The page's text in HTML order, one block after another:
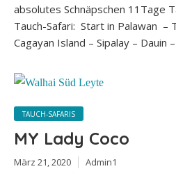
absolutes Schnäpschen 11Tage
Tauch-Safari: Start in Palawan –
Cagayan Island – Sipalay – Dauin
TAUCH-SAFARIS
MY Lady Coco
März 21, 2020 Admin1